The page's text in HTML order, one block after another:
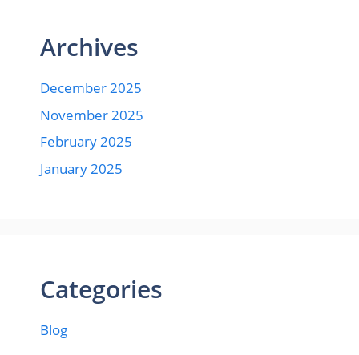
Archives
December 2025
November 2025
February 2025
January 2025
Categories
Blog